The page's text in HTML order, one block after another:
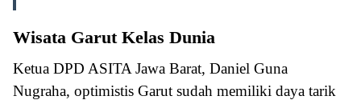
Wisata Garut Kelas Dunia
Ketua DPD ASITA Jawa Barat, Daniel Guna
Nugraha, optimistis Garut sudah memiliki daya tarik